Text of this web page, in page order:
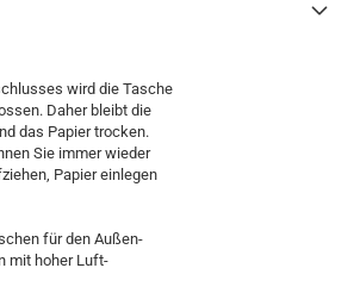
wird die Tasche
Daher bleibt die
das Papier trocken.
Sie immer wieder
Papier einlegen
für den Außen-
mit hoher Luft-